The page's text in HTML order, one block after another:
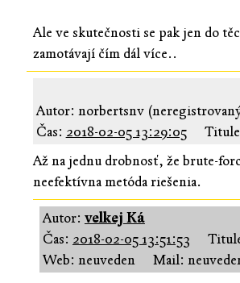
Ale ve skutečnosti se pak jen do
zamotávají čím dál více..
Autor: norbertsnv
Čas: 2018-02-05 13:29:05
Až na jednu drobnosť, že brute-
neefektívna metóda riešenia.
Autor: velkej Ká
Čas: 2018-02-05 13:51:53
Web: neuveden
Mail: